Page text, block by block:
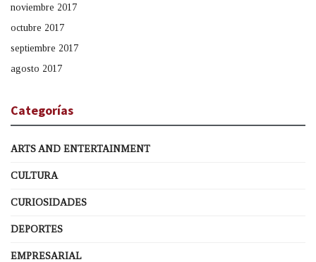
noviembre 2017
octubre 2017
septiembre 2017
agosto 2017
Categorías
ARTS AND ENTERTAINMENT
CULTURA
CURIOSIDADES
DEPORTES
EMPRESARIAL